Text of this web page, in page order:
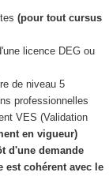
(pour tout cursus
licence DEG ou
de niveau 5
professionnelles
VES (Validation
en vigueur)
d'une demande
cohérent avec le